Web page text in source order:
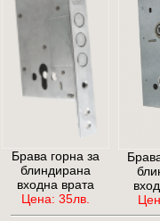
Брава горна за
блиндирана
входна врата
Цена: 35лв.